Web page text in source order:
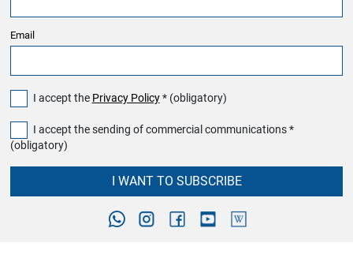
Email
I accept the Privacy Policy* (obligatory)
I accept the sending of commercial communications *
(obligatory)
I WANT TO SUBSCRIBE